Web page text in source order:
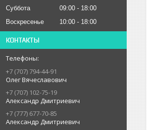
Суббота
09:00
18:00
Воскресенье
10:00 18:00
КОНТАКТЫ
+7 (707) 794-44-91
Олег Вячеславович
+7 (707) 102-75-19
Александр Дмитриевич
+7 (777) 677-70-85
Александр Дмитриевич